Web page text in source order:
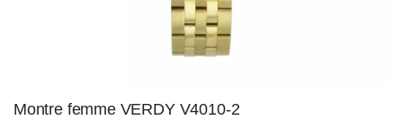
Montre femme VERDY V4010-2